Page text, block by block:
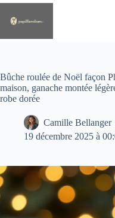
Passer
contenu
Bûche roulée de Noël façon
maison, ganache montée
robe dorée
Camille Bellanger
19 décembre 2025 à